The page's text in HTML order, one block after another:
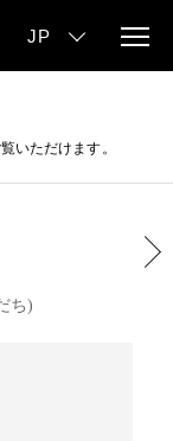
いただけます。
ち)